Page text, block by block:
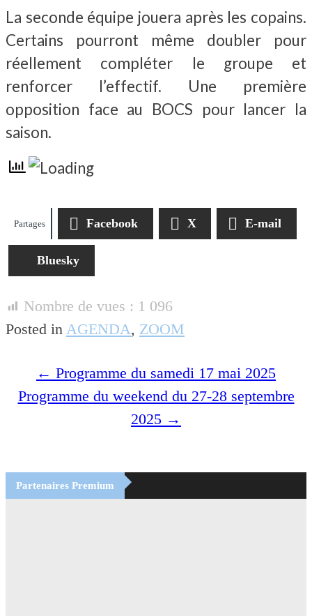
La seconde équipe jouera après les copains.
Certains pourront même doubler pour
réellement compléter le groupe et
renforcer l’effectif. Une première
opposition face au BOCS pour lancer la
saison.
Facebook X E-mail
Bluesky
Partages
Nombre de vues : 1 096
Posted in AGENDA, ZOOM
navigation
← Programme du samedi 17 mai 2025
Programme du weekend du 27-28 septembre
2025 →
Partenaires Premium